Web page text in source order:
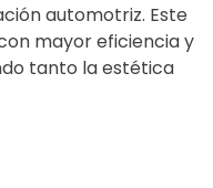
automotriz. Este
mayor eficiencia y
tanto la estética